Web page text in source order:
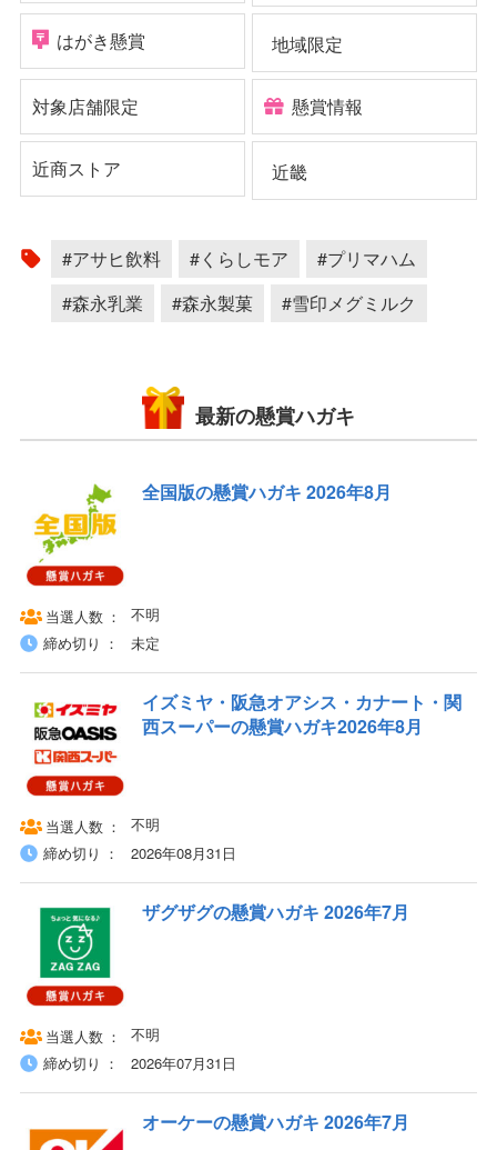
はがき懸賞 地域限定
対象店舗限定 懸賞情報
近商ストア 近畿
#アサヒ飲料 #くらしモア
#プリマハム
#森永乳業
#森永製菓 #雪印メグミルク
最新の懸賞ハガキ
全国版の懸賞ハガキ 2026年8月
当選人数
不明
締め切り
未定
イズミヤ・阪急オアシス・カナート・関
西スーパーの懸賞ハガキ2026年8月
当選人数
不明
締め切り
2026年08月31日
ザグザグの懸賞ハガキ 2026年7月
当選人数
不明
締め切り
2026年07月31日
オーケーの懸賞ハガキ 2026年7月